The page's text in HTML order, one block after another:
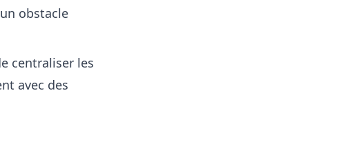
obstacle
centraliser les
avec des